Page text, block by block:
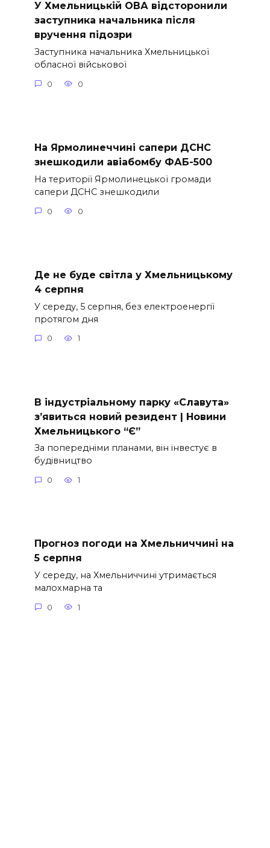
У Хмельницькій ОВА відсторонили
заступника начальника після
вручення підозри
Заступника начальника Хмельницької
обласної військової
0 0
На Ярмолинеччині сапери ДСНС
знешкодили авіабомбу ФАБ-500
На території Ярмолинецької громади
сапери ДСНС знешкодили
0 0
Де не буде світла у Хмельницькому
4 серпня
У середу, 5 серпня, без електроенергії
протягом дня
0 1
В індустріальному парку «Славута»
з’явиться новий резидент | Новини
Хмельницького “Є”
За попередніми планами, він інвестує в
будівництво
0 1
Прогноз погоди на Хмельниччині на
5 серпня
У середу, на Хмельниччині утримається
малохмарна та
0 1